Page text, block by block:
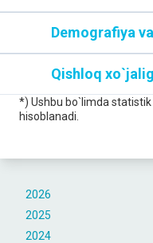
2026
2025
2024
Demografiya
Qishloq
*) Ushbu bo`limda
hisoblanadi.